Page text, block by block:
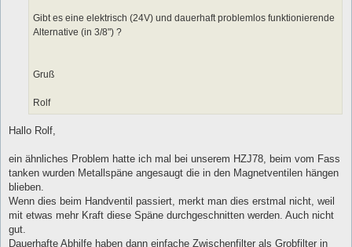
Gibt es eine elektrisch (24V) und dauerhaft problemlos funktionierende
Alternative (in 3/8") ?
Gruß
Rolf
Hallo Rolf,
ein ähnliches Problem hatte ich mal bei unserem HZJ78, beim vom Fass
tanken wurden Metallspäne angesaugt die in den Magnetventilen hängen
blieben.
Wenn dies beim Handventil passiert, merkt man dies erstmal nicht, weil
mit etwas mehr Kraft diese Späne durchgeschnitten werden. Auch nicht
gut.
Dauerhafte Abhilfe haben dann einfache Zwischenfilter als Grobfilter in